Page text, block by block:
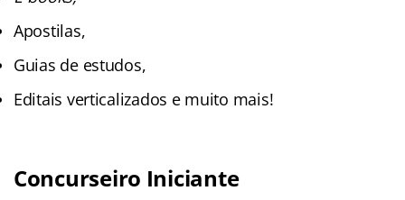
Apostilas,
Guias de estudos,
Editais verticalizados e muito mais!
Concurseiro Iniciante